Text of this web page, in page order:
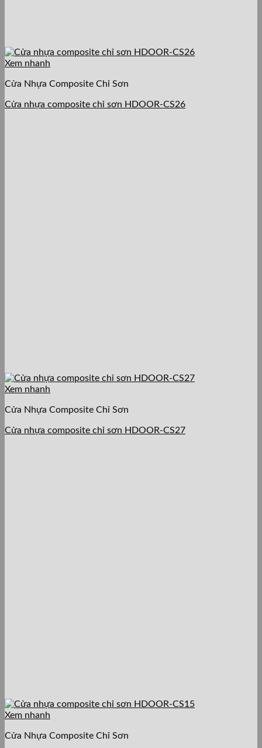
Xem nhanh
Cửa Nhựa Composite Chỉ Sơn
Cửa nhựa composite chỉ sơn HDOOR-CS26
Xem nhanh
Cửa Nhựa Composite Chỉ Sơn
Cửa nhựa composite chỉ sơn HDOOR-CS27
Xem nhanh
Cửa Nhựa Composite Chỉ Sơn